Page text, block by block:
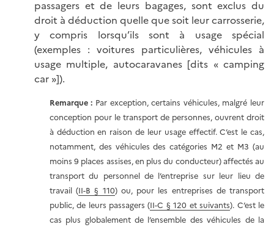
passagers et de leurs bagages, sont exclus du
droit à déduction quelle que soit leur carrosserie,
y compris lorsqu’ils sont à usage spécial
(exemples : voitures particulières, véhicules à
usage multiple, autocaravanes [dits « camping
car »]).
Remarque : Par exception, certains véhicules, malgré leur
conception pour le transport de personnes, ouvrent droit
à déduction en raison de leur usage effectif. C’est le cas,
notamment, des véhicules des catégories M2 et M3 (au
moins 9 places assises, en plus du conducteur) affectés au
transport du personnel de l’entreprise sur leur lieu de
travail (II-B § 110) ou, pour les entreprises de transport
public, de leurs passagers (II-C § 120 et suivants). C’est le
cas plus globalement de l’ensemble des véhicules de la